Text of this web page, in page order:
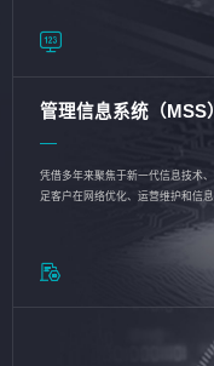
管理信息系统（MSS）
凭借多年来聚焦于新一代信息技术
足客户在网络优化、运营维护和信